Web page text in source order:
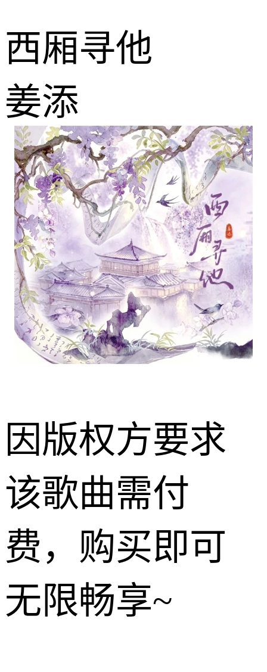
西厢寻他
姜添
因版权方要求
该歌曲需付
费，购买即可
无限畅享~